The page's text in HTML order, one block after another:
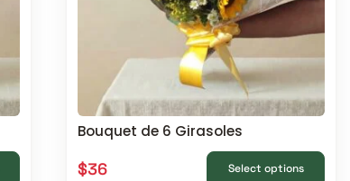
Bouquet de 6 Girasoles
$36 Select options